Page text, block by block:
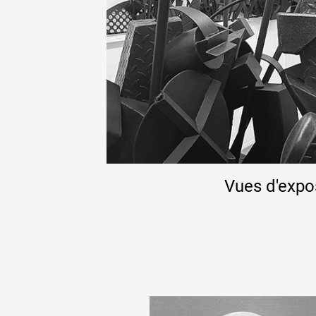
Vues